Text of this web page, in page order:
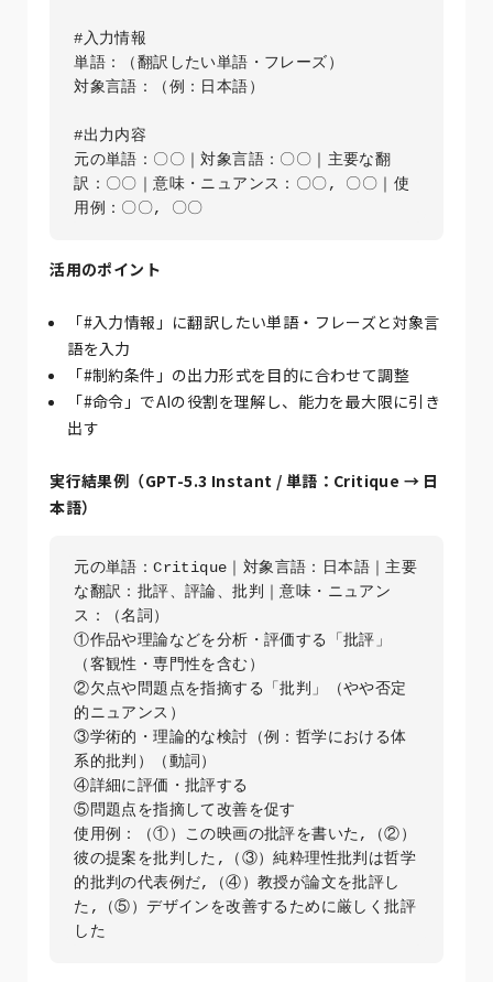
#入力情報
単語：（翻訳したい単語・フレーズ）
対象言語：（例：日本語）
#出力内容
元の単語：〇〇｜対象言語：〇〇｜主要な翻
訳：〇〇｜意味・ニュアンス：〇〇, 〇〇｜使
活用のポイント
「#入力情報」に翻訳したい単語・フレーズと対象言
語を入力
「#制約条件」の出力形式を目的に合わせて調整
「#命令」でAIの役割を理解し、能力を最大限に引き
出す
実行結果例（GPT-5.3 Instant / 単語：Critique → 日
本語）
元の単語：Critique｜対象言語：日本語｜主要
な翻訳：批評、評論、批判｜意味・ニュアン
ス：（名詞）
①作品や理論などを分析・評価する「批評」
（客観性・専門性を含む）
②欠点や問題点を指摘する「批判」（やや否定
的ニュアンス）
③学術的・理論的な検討（例：哲学における体
系的批判）（動詞）
④詳細に評価・批評する
⑤問題点を指摘して改善を促す
使用例：（①）この映画の批評を書いた,（②）
彼の提案を批判した,（③）純粋理性批判は哲学
的批判の代表例だ,（④）教授が論文を批評し
た,（⑤）デザインを改善するために厳しく批評